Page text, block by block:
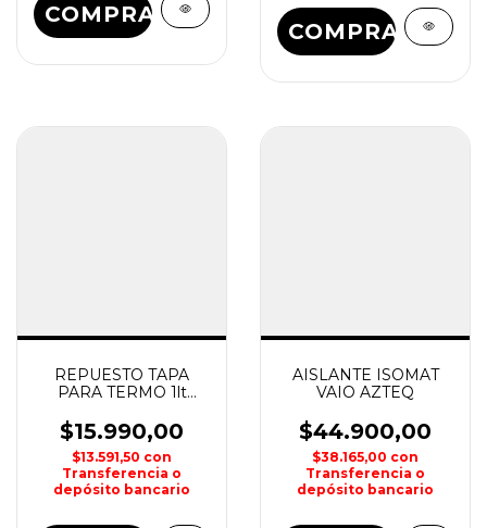
COMPRAR
COMPRAR
REPUESTO TAPA
PARA TERMO 1lt
$15.990,00
$13.591,50 con
Transferencia o
depósito bancario
AISLANTE ISOMAT
VAIO AZTEQ
$44.900,00
$38.165,00 con
Transferencia o
depósito bancario